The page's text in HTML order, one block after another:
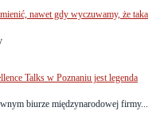
nawet gdy wyczuwamy, że taka
Talks w Poznaniu jest legenda
biurze międzynarodowej firmy...